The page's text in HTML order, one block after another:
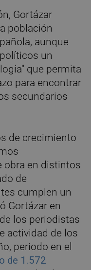
Gortázar
población
aunque
un
que permita
para encontrar
secundarios
de crecimiento
obra en distintos
de
cumplen un
Gortázar en
los periodistas
actividad de los
periodo en el
de 1.572